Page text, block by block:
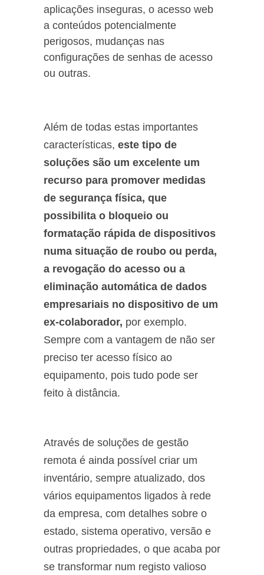
aplicações inseguras, o acesso web
a conteúdos potencialmente
perigosos, mudanças nas
configurações de senhas de acesso
ou outras.
Além de todas estas importantes
características, este tipo de
soluções são um excelente um
recurso para promover medidas
de segurança física, que
possibilita o bloqueio ou
formatação rápida de dispositivos
numa situação de roubo ou perda,
a revogação do acesso ou a
eliminação automática de dados
empresariais no dispositivo de um
ex-colaborador, por exemplo.
Sempre com a vantagem de não ser
preciso ter acesso físico ao
equipamento, pois tudo pode ser
feito à distância.
Através de soluções de gestão
remota é ainda possível criar um
inventário, sempre atualizado, dos
vários equipamentos ligados à rede
da empresa, com detalhes sobre o
estado, sistema operativo, versão e
outras propriedades, o que acaba por
se transformar num registo valioso